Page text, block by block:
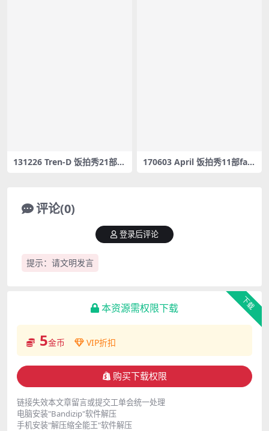
131226 Tren-D 饭拍秀21部fa
170603 April 饭拍秀11部fan
评论(0)
提示：请文明发言
登录后评论
下载
本资源需权限下载
5金币 VIP折扣
购买下载权限
链接失效本文章留言或提交工单会统一处理
电脑安装"Bandizip"软件解压
手机安装"解压缩全能王"软件解压